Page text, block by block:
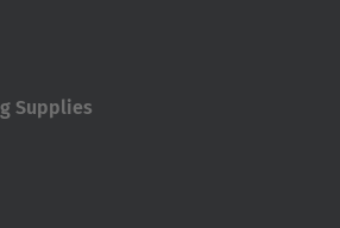
Supplies